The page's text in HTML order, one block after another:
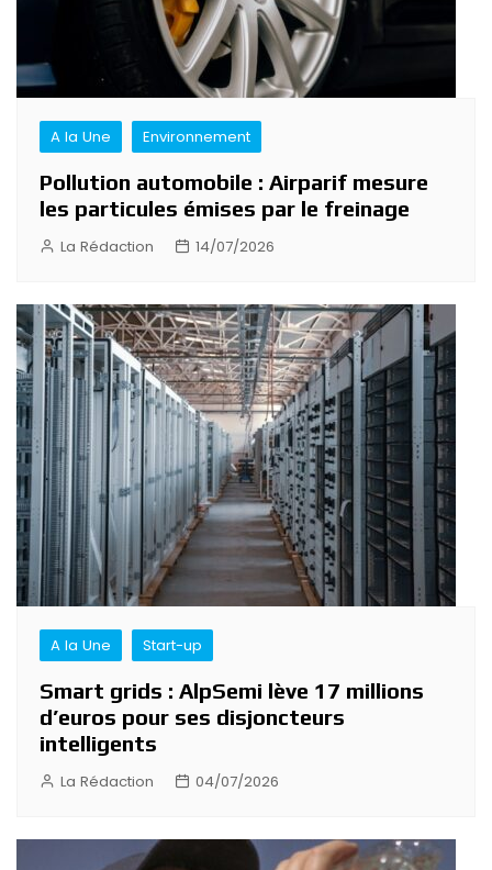
A la Une Environnement
Pollution automobile : Airparif mesure
les particules émises par le freinage
La Rédaction 14/07/2026
A la Une Start-up
Smart grids : AlpSemi lève 17 millions
d’euros pour ses disjoncteurs
intelligents
La Rédaction 04/07/2026